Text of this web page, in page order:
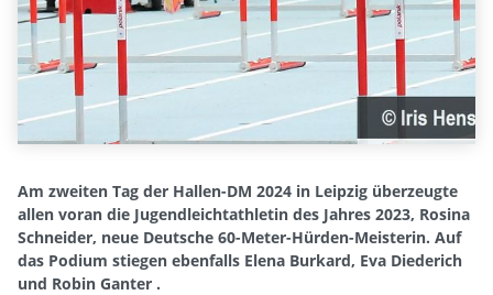
Am zweiten Tag der Hallen-DM 2024 in Leipzig überzeugte
allen voran die Jugendleichtathletin des Jahres 2023, Rosina
Schneider, neue Deutsche 60-Meter-Hürden-Meisterin. Auf
das Podium stiegen ebenfalls Elena Burkard, Eva Diederich
und Robin Ganter .